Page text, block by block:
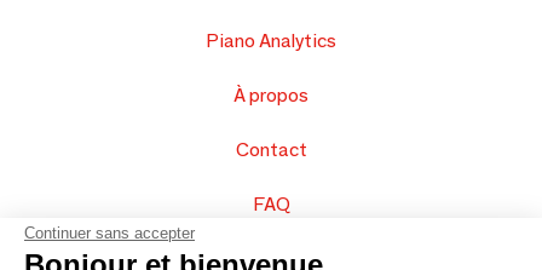
Piano Analytics
À propos
Contact
FAQ
Vendez vos produits
Continuer sans accepter